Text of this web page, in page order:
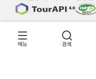
© 한국관광공사
메뉴 검색